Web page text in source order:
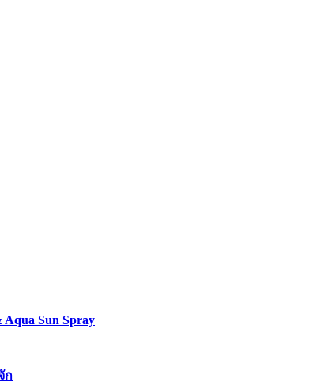
Sun Spray
ก